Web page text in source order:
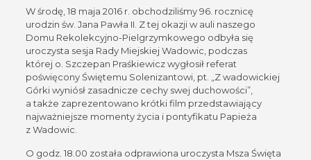
W środę, 18 maja 2016 r. obchodziliśmy 96. rocznicę
urodzin św. Jana Pawła II. Z tej okazji w auli naszego
Domu Rekolekcyjno-Pielgrzymkowego odbyła się
uroczysta sesja Rady Miejskiej Wadowic, podczas
której o. Szczepan Praśkiewicz wygłosił referat
poświęcony Świętemu Solenizantowi, pt. „Z wadowickiej
Górki wyniósł zasadnicze cechy swej duchowości”,
a także zaprezentowano krótki film przedstawiający
najważniejsze momenty życia i pontyfikatu Papieża
z Wadowic.
O godz. 18.00 została odprawiona uroczysta Msza Święta